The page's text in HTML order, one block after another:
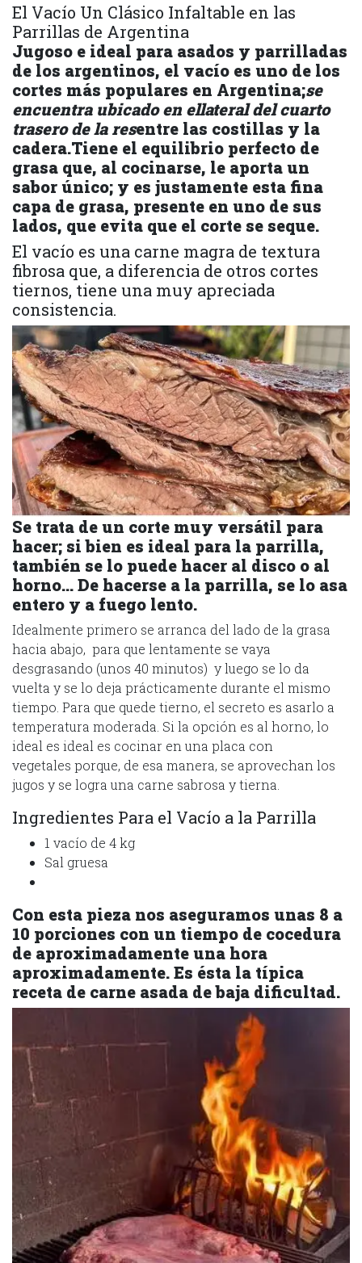
El Vacío Un Clásico Infaltable en las
Parrillas de Argentina
Jugoso e ideal para asados y parrilladas
de los argentinos, el vacío es uno de los
cortes más populares en Argentina;se
encuentra ubicado en ellateral del cuarto
trasero de la resentre las costillas y la
cadera.Tiene el equilibrio perfecto de
grasa que, al cocinarse, le aporta un
sabor único; y es justamente esta fina
capa de grasa, presente en uno de sus
lados, que evita que el corte se seque.
El vacío es una carne magra de textura
fibrosa que, a diferencia de otros cortes
tiernos, tiene una muy apreciada
consistencia.
Se trata de un corte muy versátil para
hacer; si bien es ideal para la parrilla,
también se lo puede hacer al disco o al
horno… De hacerse a la parrilla, se lo asa
entero y a fuego lento.
Idealmente primero se arranca del lado de la grasa
hacia abajo, para que lentamente se vaya
desgrasando (unos 40 minutos) y luego se lo da
vuelta y se lo deja prácticamente durante el mismo
tiempo. Para que quede tierno, el secreto es asarlo a
temperatura moderada. Si la opción es al horno, lo
ideal es ideal es cocinar en una placa con
vegetales porque, de esa manera, se aprovechan los
jugos y se logra una carne sabrosa y tierna.
Ingredientes Para el Vacío a la Parrilla
1 vacío de 4 kg
Sal gruesa
Con esta pieza nos aseguramos unas 8 a
10 porciones con un tiempo de cocedura
de aproximadamente una hora
aproximadamente. Es ésta la típica
receta de carne asada de baja dificultad.